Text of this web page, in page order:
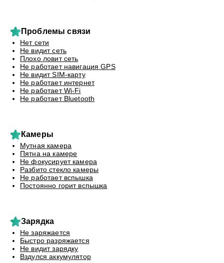
Проблемы связи
Нет сети
Не видит сеть
Плохо ловит сеть
Не работает навигация GPS
Не видит SIM-карту
Не работает интернет
Не работает Wi-Fi
Не работает Bluetooth
Камеры
Мутная камера
Пятна на камере
Не фокусирует камера
Разбито стекло камеры
Не работает вспышка
Постоянно горит вспышка
Зарядка
Не заряжается
Быстро разряжается
Не видит зарядку
Вздулся аккумулятор